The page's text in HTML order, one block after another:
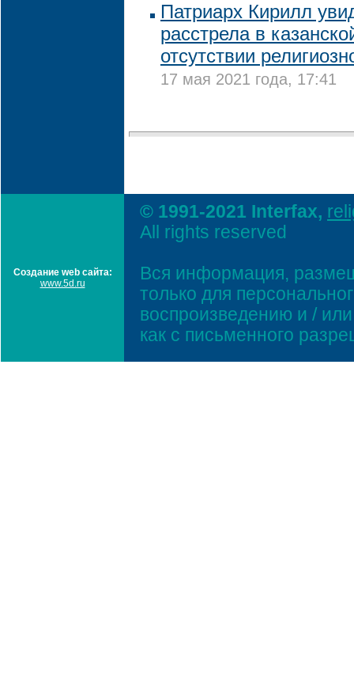
Патриарх Кирилл
расстрела в
отсутствии
17 мая 2021 года, 17:41
Создание web сайта:
www.5d.ru
© 1991-2021 Interfax,
All rights reserved
Вся информация,
только для
воспроизведению и /
как с письменного